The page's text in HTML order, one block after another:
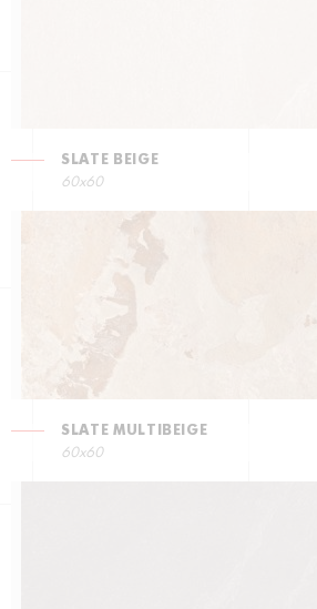
SLATE BEIGE
60x60
SLATE MULTIBEIGE
60x60